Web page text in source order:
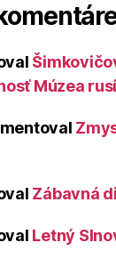
Múzea
Zábavná
Letný